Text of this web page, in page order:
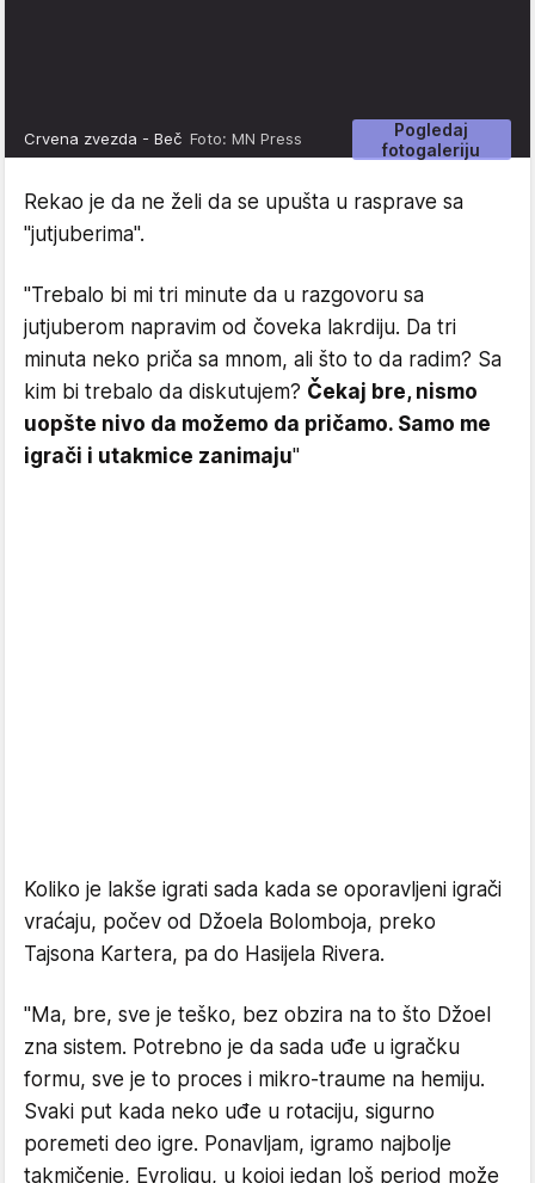
Pogledaj
fotogaleriju
Crvena zvezda - Beč Foto: MN Press
Rekao je da ne želi da se upušta u rasprave sa
"jutjuberima".
"Trebalo bi mi tri minute da u razgovoru sa
jutjuberom napravim od čoveka lakrdiju. Da tri
minuta neko priča sa mnom, ali što to da radim? Sa
kim bi trebalo da diskutujem? Čekaj bre, nismo
uopšte nivo da možemo da pričamo. Samo me
igrači i utakmice zanimaju"
Koliko je lakše igrati sada kada se oporavljeni igrači
vraćaju, počev od Džoela Bolomboja, preko
Tajsona Kartera, pa do Hasijela Rivera.
"Ma, bre, sve je teško, bez obzira na to što Džoel
zna sistem. Potrebno je da sada uđe u igračku
formu, sve je to proces i mikro-traume na hemiju.
Svaki put kada neko uđe u rotaciju, sigurno
poremeti deo igre. Ponavljam, igramo najbolje
takmičenje, Evroligu, u kojoj jedan loš period može